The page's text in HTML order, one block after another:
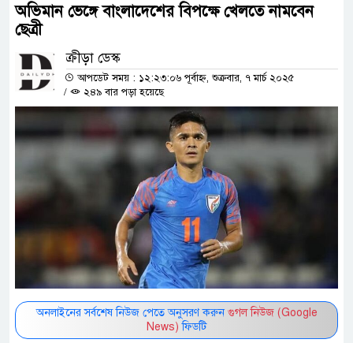
অভিমান ভেঙ্গে বাংলাদেশের বিপক্ষে খেলতে নামবেন
ছেত্রী
ক্রীড়া ডেস্ক
আপডেট সময় : ১২:২৩:০৬ পূর্বাহ্ন, শুক্রবার, ৭ মার্চ ২০২৫
/
২৪৯ বার পড়া হয়েছে
অনলাইনের সর্বশেষ নিউজ পেতে অনুসরণ করুন গুগল নিউজ (Google
News) ফিডটি